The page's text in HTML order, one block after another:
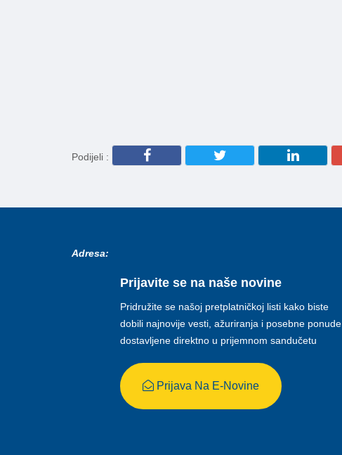
Podijeli :
Adresa:
Prijavite se na naše novine
Pridružite se našoj pretplatničkoj listi kako biste
dobili najnovije vesti, ažuriranja i posebne ponude
dostavljene direktno u prijemnom sandučetu
Prijava Na E-Novine